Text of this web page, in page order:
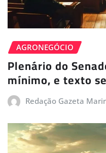
AGRONEGÓCIO
Plenário do
mínimo, e texto
Redação Gazeta